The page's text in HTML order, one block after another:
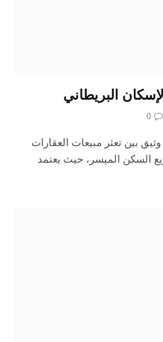
البريطاني
0
بين تعثر مبيعات العقارات
السكن الميسر، حيث يعتمد